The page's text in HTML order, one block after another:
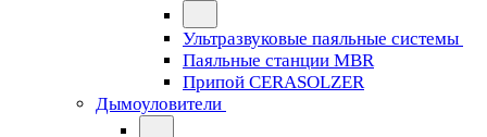
Ультразвуковые паяльные системы
Паяльные станции MBR
Припой CERASOLZER
Дымоуловители